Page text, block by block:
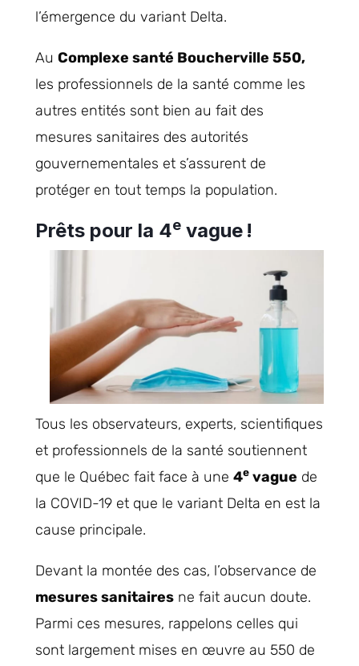
l’émergence du variant Delta.
Au Complexe santé Boucherville 550,
les professionnels de la santé comme les
autres entités sont bien au fait des
mesures sanitaires des autorités
gouvernementales et s’assurent de
protéger en tout temps la population.
Prêts pour la 4e vague !
Tous les observateurs, experts, scientifiques
et professionnels de la santé soutiennent
que le Québec fait face à une 4e vague de
la COVID-19 et que le variant Delta en est la
cause principale.
Devant la montée des cas, l’observance de
mesures sanitaires ne fait aucun doute.
Parmi ces mesures, rappelons celles qui
sont largement mises en œuvre au 550 de